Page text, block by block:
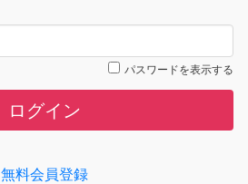
パスワードを表示する
ログイン
無料会員登録